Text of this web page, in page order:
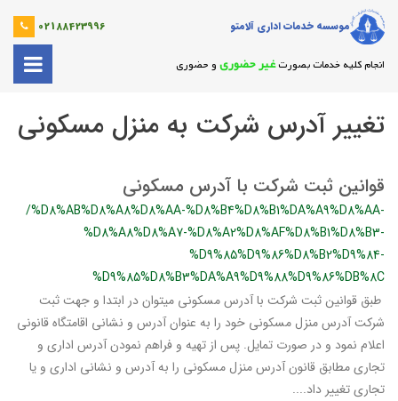
موسسه خدمات اداری آلامتو 02188423996
انجام کلیه خدمات بصورتغیر حضوری و حضوری
تغییر آدرس شرکت به منزل مسکونی
قوانین ثبت شرکت با آدرس مسکونی
/%D8%AB%D8%A8%D8%AA-%D8%B4%D8%B1%DA%A9%D8%AA-
%D8%A8%D8%A7-%D8%A2%D8%AF%D8%B1%D8%B3-
%D9%85%D9%86%D8%B2%D9%84-
%D9%85%D8%B3%DA%A9%D9%88%D9%86%DB%8C
طبق قوانین ثبت شرکت با آدرس مسکونی میتوان در ابتدا و جهت ثبت
شرکت آدرس منزل مسکونی خود را به عنوان آدرس و نشانی اقامتگاه قانونی
اعلام نمود و در صورت تمایل. پس از تهیه و فراهم نمودن آدرس اداری و
تجاری مطابق قانون آدرس منزل مسکونی را به آدرس و نشانی اداری و یا
تجاری تغییر داد....